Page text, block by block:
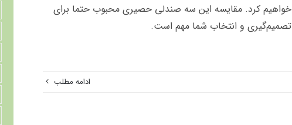
خواهیم کرد. مقایسه این سه صندلی حصیری محبوب حتما برای
تصمیم‌گیری و انتخاب شما مهم است.
ادامه مطلب